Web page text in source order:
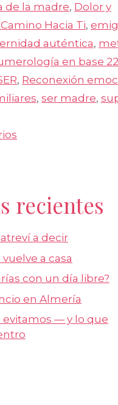
de la madre, Dolor y
Camino Hacia Ti,
auténtica,
en base 22
, Reconexión
, ser madre,
recientes
a decir
a casa
con un día libre?
en Almería
evitamos — y lo que